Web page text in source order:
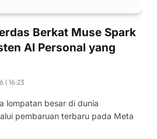
Berkat Muse Spark
AI Personal yang
| 16:23
lompatan besar di dunia
pembaruan terbaru pada Meta